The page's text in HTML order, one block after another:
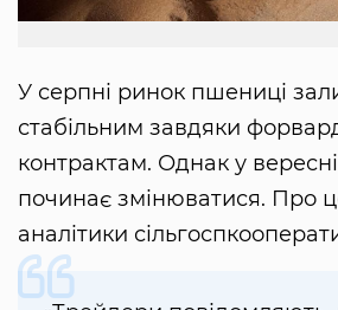
У серпні ринок пшениці
стабільним завдяки
контрактам. Однак у
починає змінюватися. Про
аналітики